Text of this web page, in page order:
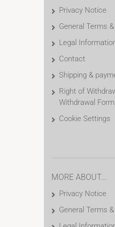
Privacy Notice
General Terms
Legal
Contact
Shipping &
Right of
Withdrawal Form
Cookie Settings
MORE ABOUT...
Privacy Notice
General Terms